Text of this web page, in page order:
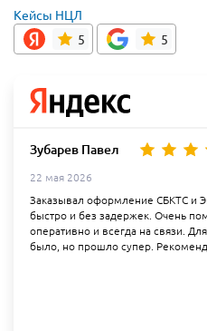
Кейсы НЦЛ
5
5
Зубарев Павел
22 мая 2026
Заказывал оформление СБКТС и
быстро и без задержек. Очень
оперативно и всегда на связи.
было, но прошло супер.